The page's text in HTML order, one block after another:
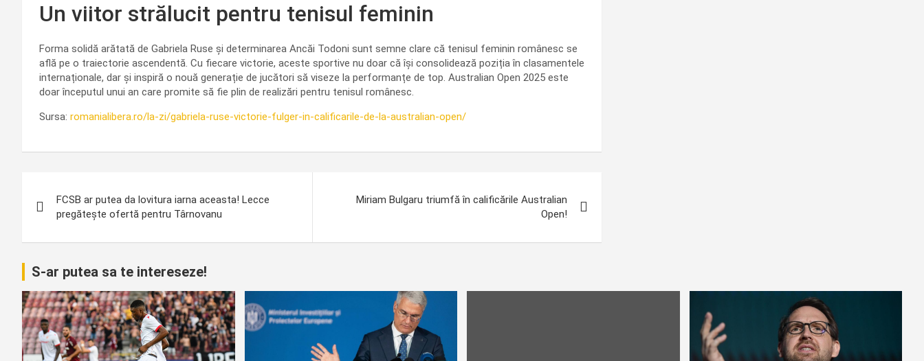
Un viitor strălucit pentru tenisul feminin
Forma solidă arătată de Gabriela Ruse și determinarea Ancăi Todoni sunt semne clare că tenisul feminin românesc se
află pe o traiectorie ascendentă. Cu fiecare victorie, aceste sportive nu doar că își consolidează poziția în clasamentele
internaționale, dar și inspiră o nouă generație de jucători să viseze la performanțe de top. Australian Open 2025 este
doar începutul unui an care promite să fie plin de realizări pentru tenisul românesc.
Sursa: romanialibera.ro/la-zi/gabriela-ruse-victorie-fulger-in-calificarile-de-la-australian-open/
în
articole
FCSB ar putea da lovitura iarna aceasta! Lecce
pregătește ofertă pentru Târnovanu
Miriam Bulgaru triumfă în calificările Australian
Open!
S-ar putea sa te intereseze!